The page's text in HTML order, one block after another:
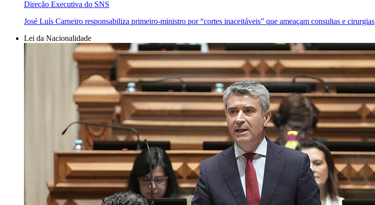
Direção Executiva do SNS
José Luís Carneiro responsabiliza primeiro-ministro por “cortes inaceitáveis” que ameaçam consultas e cirurgias
Lei da Nacionalidade